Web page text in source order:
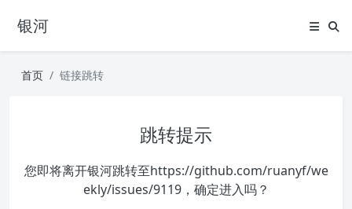
银河
首页 链接跳转
跳转提示
您即将离开银河跳转至https://github.com/ruanyf/we
ekly/issues/9119，确定进入吗？